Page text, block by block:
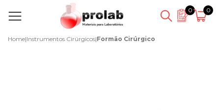
0 0
Home|Instrumentos Cirúrgicos|Formão Cirúrgico